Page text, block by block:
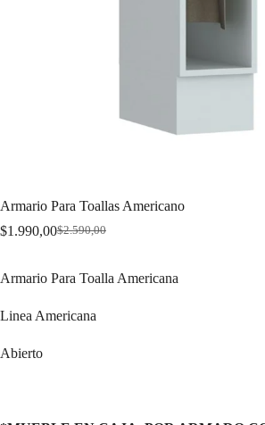
Armario Para Toallas Americano
$2.590,00
Original
$2.590,00.
$1.990,00Current
$1.990,00.
Armario Para Toalla Americana
Linea Americana
Abierto